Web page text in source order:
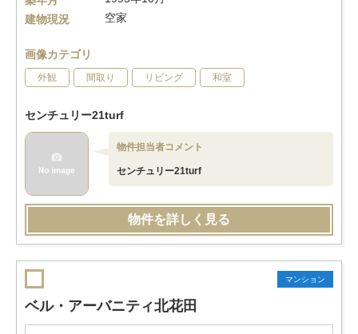
建物現況
空家
画像カテゴリ
外観 間取り リビング 和室
センチュリー21turf
物件担当者コメント
センチュリー21turf
物件を詳しく見る
マンション
ベル・アーバニティ北花田